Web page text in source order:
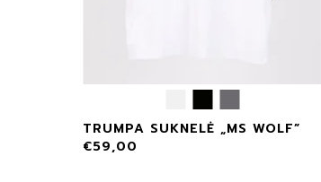
TRUMPA SUKNELĖ „MS WOLF”
€59,00